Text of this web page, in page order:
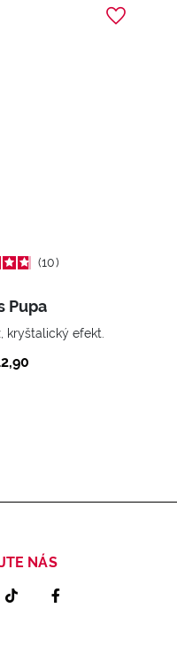
10
Pupa
kryštalický efekt.
NÁS